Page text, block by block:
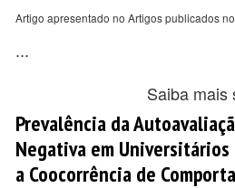
Artigo apresentado no Artigos publicados
...
Saiba mais
Prevalência da
Negativa em Universitários
a Coocorrência de